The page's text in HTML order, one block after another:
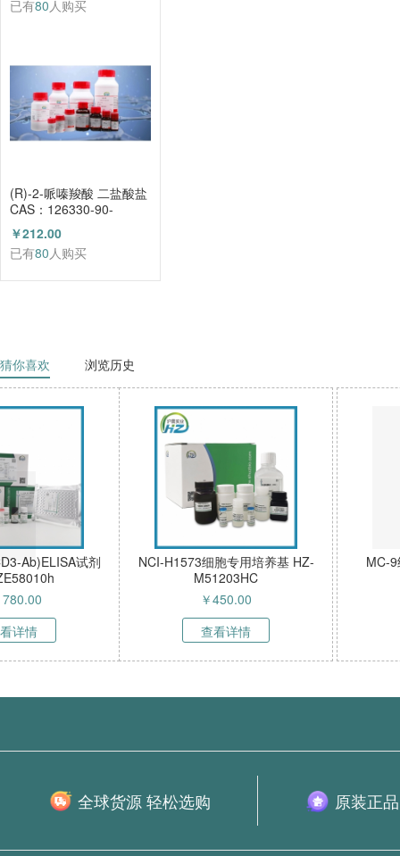
已有80人购买
(R)-2-哌嗪羧酸 二盐酸盐
CAS：126330-90-
3（HZ52003684）
￥212.00
已有80人购买
猜你喜欢 浏览历史
MC-9细胞（小鼠肥大细胞）
HZ-51121MC
4500.00
查看详情
phospho-PPAR alpha
Rabbit pAb HZ-510230pAb
1280.00
查看详情
全球货源 轻松选购 原装正